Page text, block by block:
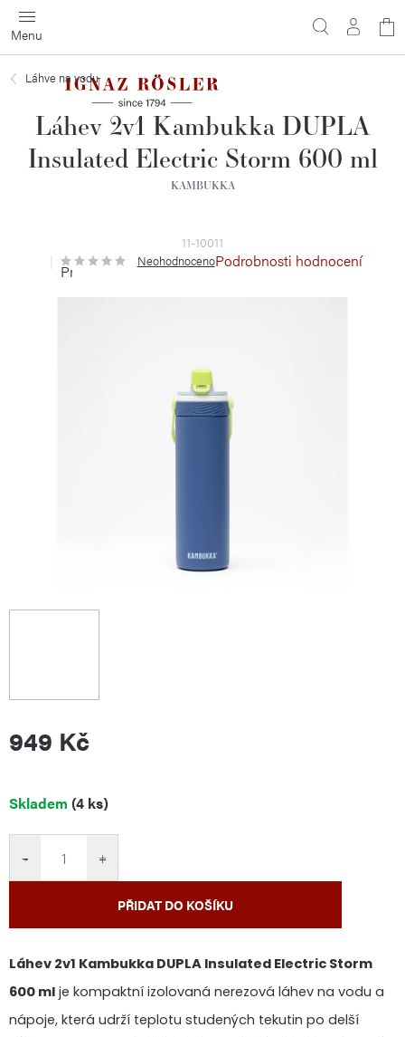
Přejít
na
obsah
Láhve na vodu
Láhev 2v1 Kambukka DUPLA
Insulated Electric Storm 600 ml
KAMBUKKA
11-10011
Průměrné
hodnocení
NeohodnocenoPodrobnosti hodnocení
949 Kč
Měrná
Skladem (4 ks)
+
−
PŘIDAT DO KOŠÍKU
Láhev 2v1 Kambukka DUPLA Insulated Electric Storm
600 ml je kompaktní izolovaná nerezová láhev na vodu a
nápoje, která udrží teplotu studených tekutin po delší